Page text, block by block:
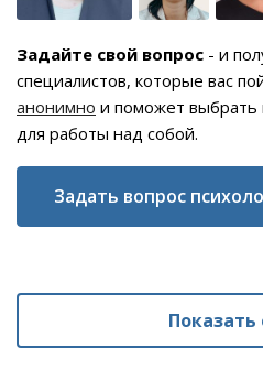
Задайте свой вопрос - и
специалистов, которые вас
анонимно и поможет выбрать
для работы над собой.
Задать вопрос